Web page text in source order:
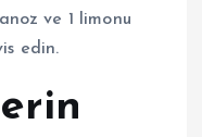
ve 1 limonu
edin.